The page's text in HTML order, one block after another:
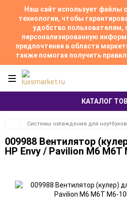
Наш сайт использует файлы
технологии, чтобы
удобство пользователям,
персонализированную
предпочтения в области
также помогая получить
КАТАЛОГ
Системы охлаждения для ноутбуков
009988 Вентилятор
HP Envy / Pavilion M6 M6T